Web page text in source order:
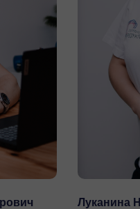
по консольной
подшипники и вал.
монтажное
агрегат на место и как
типичная причина,
редуктор не
(сплошной или
рабочей машины.
пыль, температура,
Луканина